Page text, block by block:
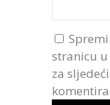
stranicu
za